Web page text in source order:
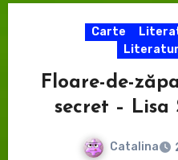
Carte
Floare-de-
secret – Lisa
Catalina